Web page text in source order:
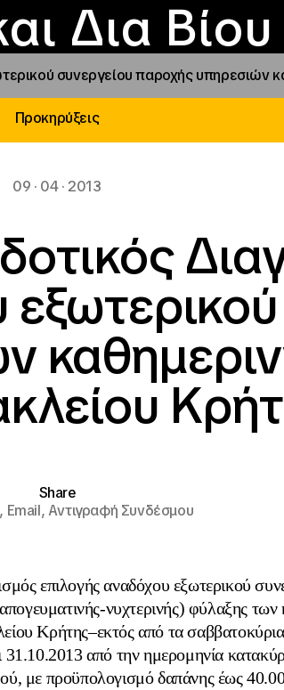
Δια
καιΕστίες
Νέα
συνεργείου παροχής υπηρεσιών
Προκηρύξεις
09 · 04 · 2013
Share
Email,Αντιγραφή Συνδέσμου
επιλογής αναδόχου εξωτερικού
νυχτερινής) φύλαξης των
Κρήτης–εκτός από τα
31.10.2013 από την ημερομηνία
με προϋπολογισμό δαπάνης έως